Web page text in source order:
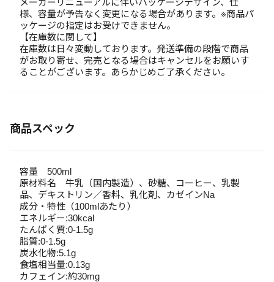
メーカーリニューアルに伴いパッケージデザイン、仕
様、容量が予告なく変更になる場合があります。※商品パ
ッケージの指定はお受けできません。
【在庫数に関して】
在庫数は日々変動しております。発送準備の段階で商品
がお取り寄せ、完売となる場合はキャンセルをお願いす
ることがございます。あらかじめご了承ください。
商品スペック
容量 500ml
原材料名 牛乳（国内製造）、砂糖、コーヒー、乳製
品、デキストリン／香料、乳化剤、カゼインNa
成分・特性（100mlあたり）
エネルギー:30kcal
たんぱく質:0-1.5g
脂質:0-1.5g
炭水化物:5.1g
食塩相当量:0.13g
カフェイン:約30mg